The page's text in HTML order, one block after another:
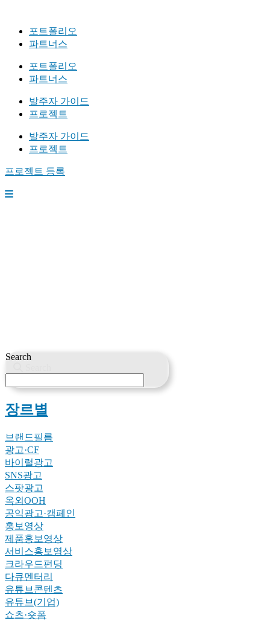
포트폴리오
파트너스
포트폴리오
파트너스
발주자 가이드
프로젝트
발주자 가이드
프로젝트
프로젝트 등록
Search
장르별
브랜드필름
광고·CF
바이럴광고
SNS광고
스팟광고
옥외OOH
공익광고·캠페인
홍보영상
제품홍보영상
서비스홍보영상
크라우드펀딩
다큐멘터리
유튜브콘텐츠
유튜브(기업)
쇼츠·숏폼